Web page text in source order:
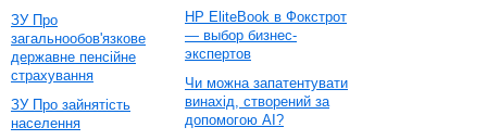
ЗУ Про
загальнообов'язкове
державне пенсійне
страхування
ЗУ Про зайнятість
населення
HP EliteBook в Фокстрот
— выбор бизнес-
экспертов
Чи можна запатентувати
винахід, створений за
допомогою AI?